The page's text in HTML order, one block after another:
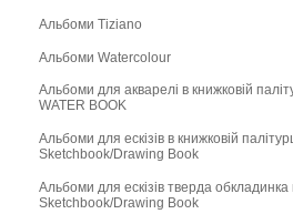
Альбоми Tiziano
Альбоми Watercolour
Альбоми для акварелі в книжковій
WATER BOOK
Альбоми для ескізів в книжковій
Sketchbook/Drawing Book
Альбоми для ескізів тверда обкладинка
Sketchbook/Drawing Book